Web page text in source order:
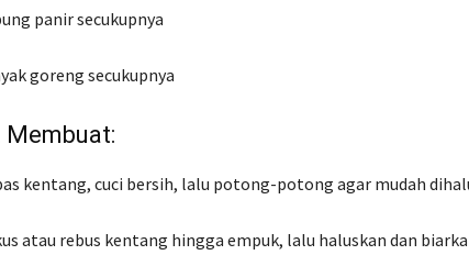
panir secukupnya
goreng secukupnya
Membuat:
kentang, cuci bersih, lalu potong-potong agar mudah
atau rebus kentang hingga empuk, lalu haluskan dan